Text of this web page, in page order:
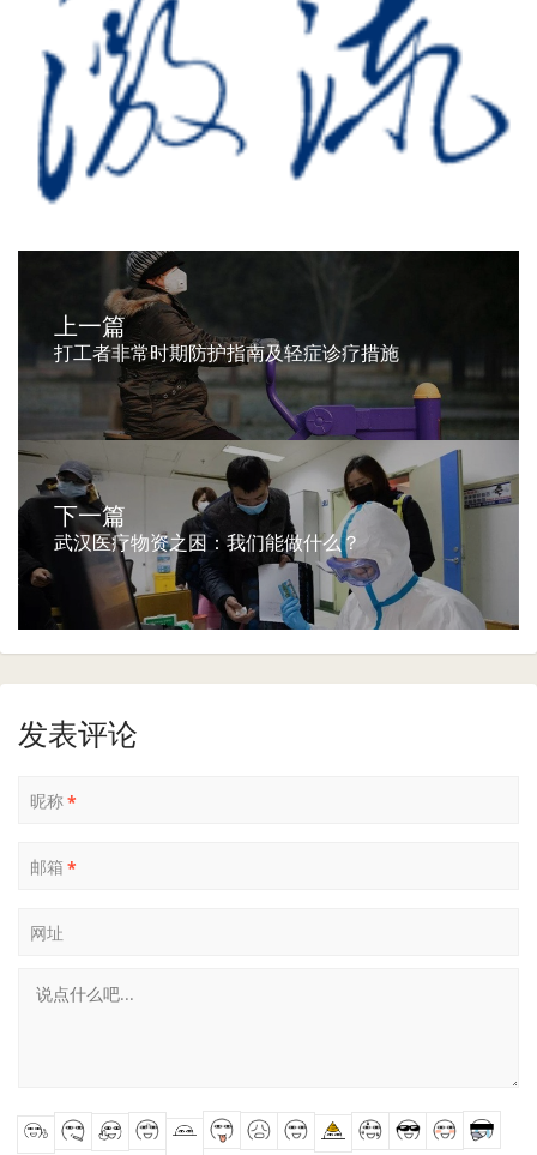
上一篇
打工者非常时期防护指南及轻症诊疗措施
下一篇
武汉医疗物资之困：我们能做什么？
发表评论
昵称*
邮箱 *
网址